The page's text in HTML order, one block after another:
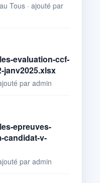
Tous · ajouté par
evaluation-ccf-
janv2025.xlsx
par admin
epreuves-
candidat-v-
par admin